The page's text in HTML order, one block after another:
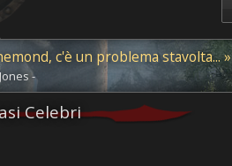
c'è un problema stavolta... »
-
Celebri